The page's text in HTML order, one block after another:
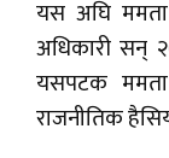
यस अघि
अधिकारी सन्
यसपटक
राजनीतिक